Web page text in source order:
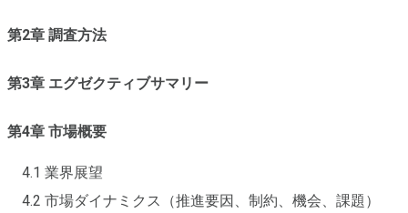
第2章 調査方法
第3章 エグゼクティブサマリー
第4章 市場概要
4.1 業界展望
4.2 市場ダイナミクス（推進要因、制約、機会、課題）